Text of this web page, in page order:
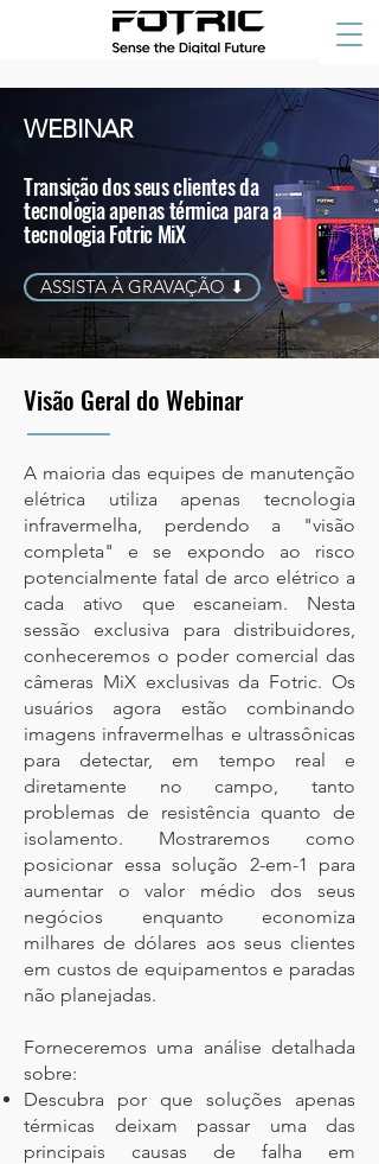
WEBINAR
Transição dos seus clientes da
tecnologia apenas térmica para a
tecnologia Fotric MiX
ASSISTA À GRAVAÇÃO ⬇
Visão Geral do Webinar
A maioria das equipes de manutenção
elétrica utiliza apenas tecnologia
infravermelha, perdendo a "visão
completa" e se expondo ao risco
potencialmente fatal de arco elétrico a
cada ativo que escaneiam. Nesta
sessão exclusiva para distribuidores,
conheceremos o poder comercial das
câmeras MiX exclusivas da Fotric. Os
usuários agora estão combinando
imagens infravermelhas e ultrassônicas
para detectar, em tempo real e
diretamente no campo, tanto
problemas de resistência quanto de
isolamento. Mostraremos como
posicionar essa solução 2-em-1 para
aumentar o valor médio dos seus
negócios enquanto economiza
milhares de dólares aos seus clientes
em custos de equipamentos e paradas
não planejadas.
Forneceremos uma análise detalhada
sobre:
Descubra por que soluções apenas
térmicas deixam passar uma das
principais causas de falha em